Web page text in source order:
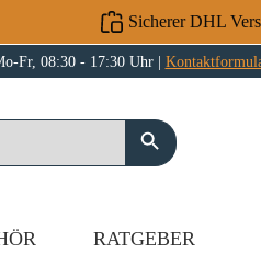
Sicherer DHL
Fr, 08:30 - 17:30 Uhr |
RATGEBER